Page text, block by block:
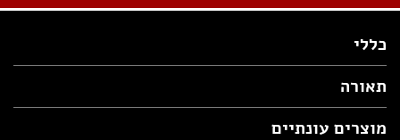
כללי
תאורה
מוצרים עונתיים